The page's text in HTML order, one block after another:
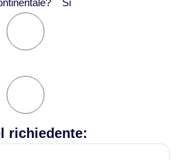
Si
richiedente: